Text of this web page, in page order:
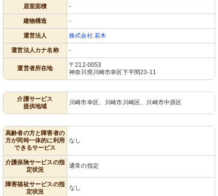
居室面積 -
建物構造 -
運営法人 株式会社 若木
運営法人カナ名称 -
運営者所在地
〒212-0053
神奈川県川崎市幸区下平間23-11
介護サービス
提供地域
川崎市幸区、川崎市川崎区、川崎市中原区
高齢者の方と障害者の
方が同時一体的に利用
できるサービス
なし
介護保険サービスの指
定状況
通常の指定
障害福祉サービスの指
定状況
なし